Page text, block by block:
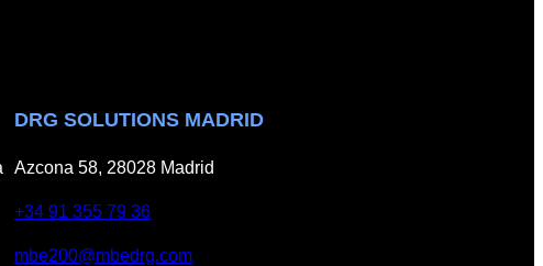
DRG SOLUTIONS MADRID
Azcona 58, 28028 Madrid
+34 91 355 79 36
mbe200@mbedrg.com